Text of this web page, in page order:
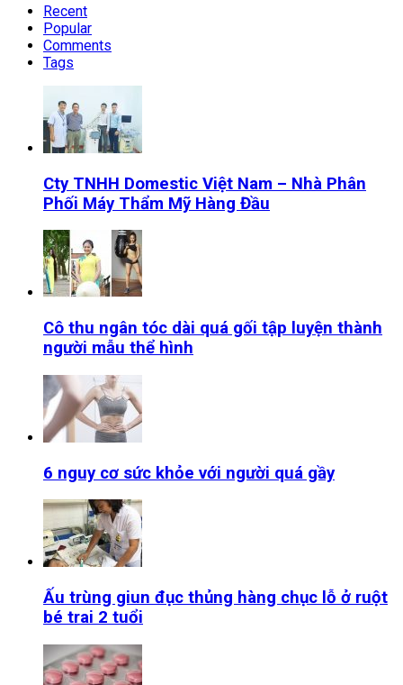
Recent
Popular
Comments
Tags
Cty TNHH Domestic Việt Nam – Nhà Phân
Phối Máy Thẩm Mỹ Hàng Đầu
Cô thu ngân tóc dài quá gối tập luyện thành
người mẫu thể hình
6 nguy cơ sức khỏe với người quá gầy
Ấu trùng giun đục thủng hàng chục lỗ ở ruột
bé trai 2 tuổi